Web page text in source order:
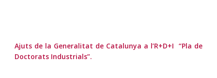
Ajuts de la Generalitat de Catalunya a l’R+D+I “Pla de
Doctorats Industrials”.